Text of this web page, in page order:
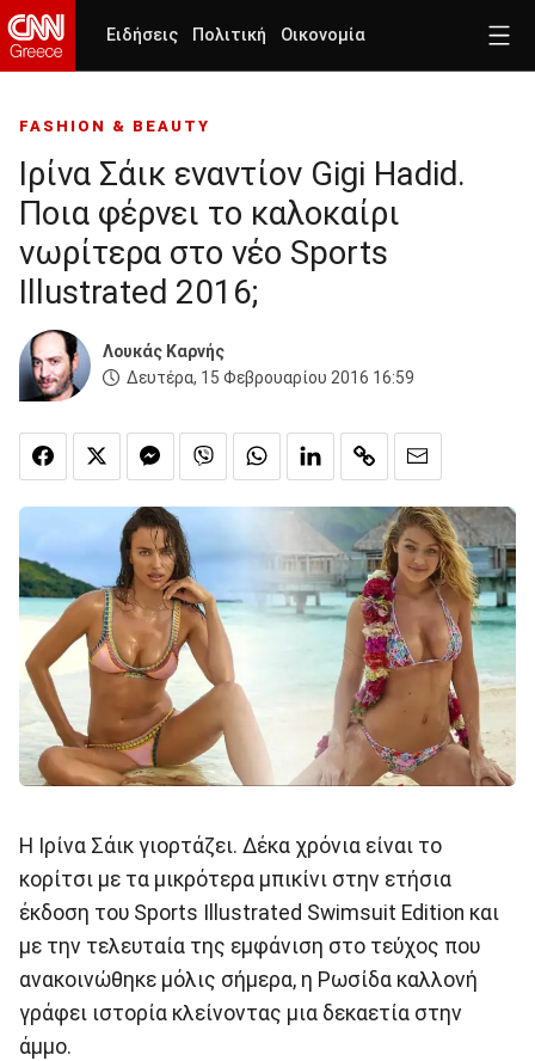
Ειδήσεις Πολιτική Οικονομία
FASHION & BEAUTY
Ιρίνα Σάικ εναντίον Gigi Hadid.
Ποια φέρνει το καλοκαίρι
νωρίτερα στο νέο Sports
Illustrated 2016;
Λουκάς Καρνής
Δευτέρα, 15 Φεβρουαρίου 2016 16:59
H Iρίνα Σάικ γιορτάζει. Δέκα χρόνια είναι το
κορίτσι με τα μικρότερα μπικίνι στην ετήσια
έκδοση του Sports Ιllustrated Swimsuit Edition και
με την τελευταία της εμφάνιση στο τεύχος που
ανακοινώθηκε μόλις σήμερα, η Ρωσίδα καλλονή
γράφει ιστορία κλείνοντας μια δεκαετία στην
άμμο.